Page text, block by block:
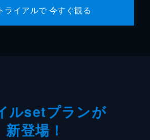
ライアルで 今すぐ観る
ルsetプランが
新登場！